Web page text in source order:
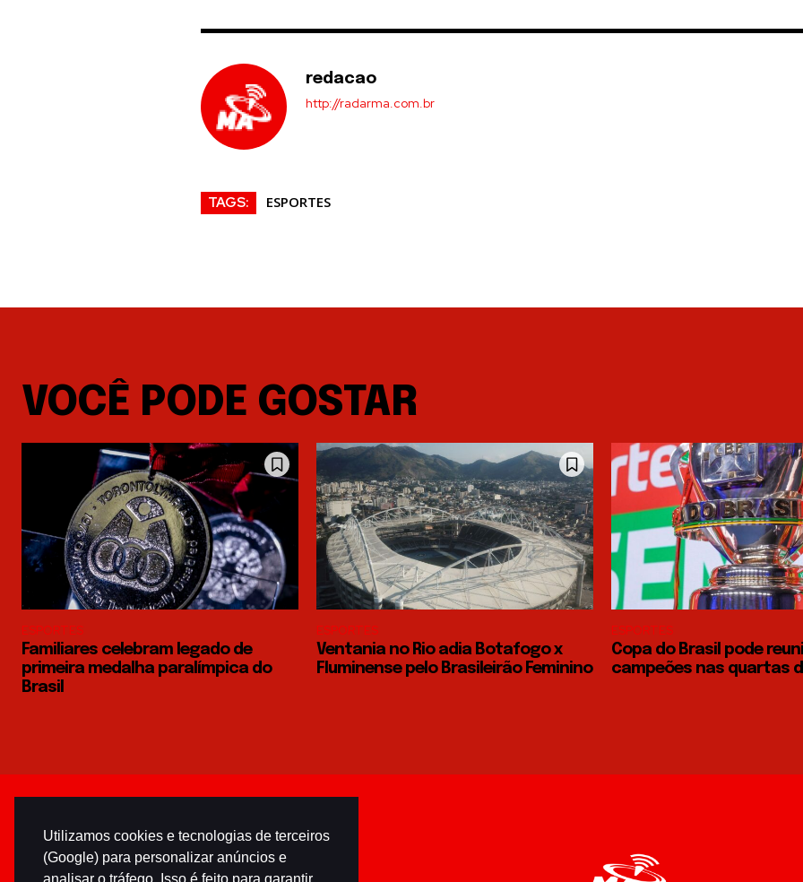
Utilizamos cookies e tecnologias de terceiros
(Google) para personalizar anúncios e
redacao
http://radarma.com.br
TAGS: ESPORTES
VOCÊ PODE GOSTAR
ESPORTES
Familiares celebram legado de
primeira medalha paralímpica do
Brasil
ESPORTES
Ventania no Rio adia Botafogo x
Fluminense pelo Brasileirão Feminino
ESPORTES
Copa do Brasil pode
campeões nas quartas